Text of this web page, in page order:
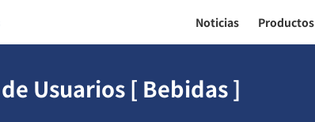
Noticias Productos
Usuarios [ Bebidas ]